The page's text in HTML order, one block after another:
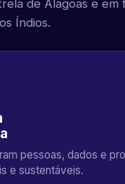
de Alagoas e em
Índios.
pessoas, dados e
e sustentáveis.